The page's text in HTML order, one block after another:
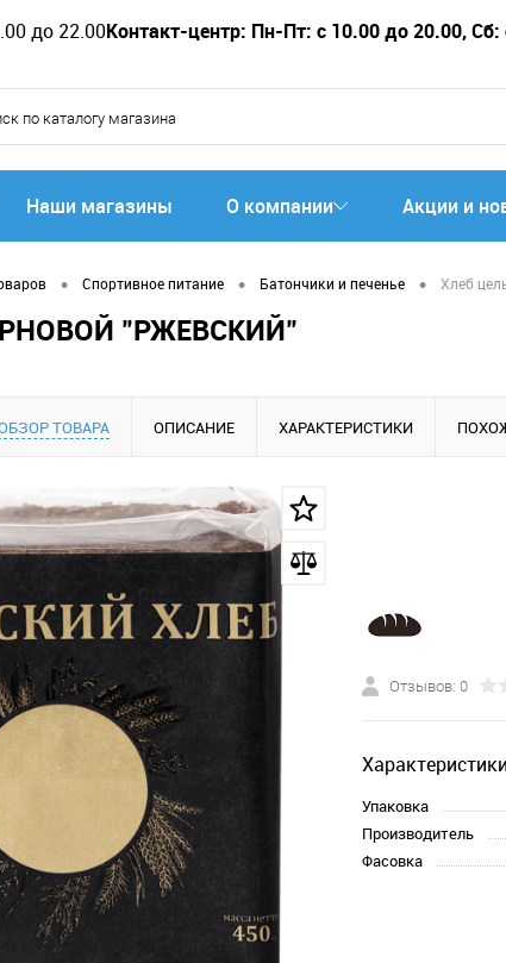
до 22.00Контакт-центр: Пн-Пт: с 10.00 до 20.00,
Наши магазины О компании Акции и
• Спортивное питание • Батончики и печенье • Хлеб
"РЖЕВСКИЙ"
ТОВАРА ОПИСАНИЕ ХАРАКТЕРИСТИКИ
Отзывов: 0
Упаковка
Производитель
Фасовка